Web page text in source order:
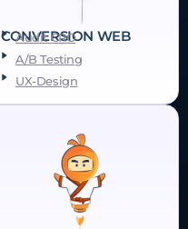
CONVERSION WEB
Audit CRO
A/B Testing
UX-Design